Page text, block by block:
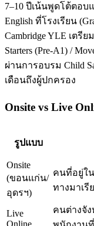
7–10 ปีเน้นพูดโต้ตอบ
English ที่โรงเรียน
Cambridge YLE เต
Starters (Pre-A1) /
ผ่านการอบรม Child
เดือนถึงผู้ปกครอง
Onsite vs Live
รูปแบบ
Onsite
(ขอนแก่น/
อุดรฯ)
คนที่อยู่ใน
ทางมาเรี
Live
คนต่างจั